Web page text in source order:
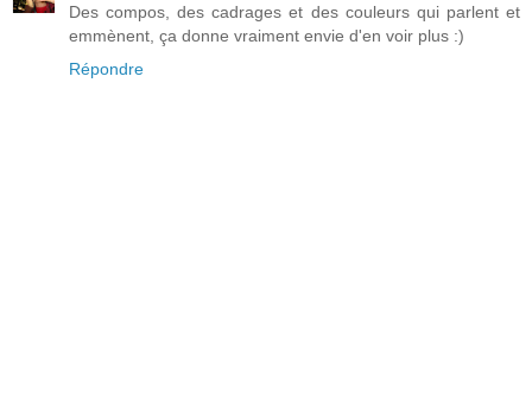
Des compos, des cadrages et des couleurs qui parlent et
emmènent, ça donne vraiment envie d'en voir plus :)
Répondre